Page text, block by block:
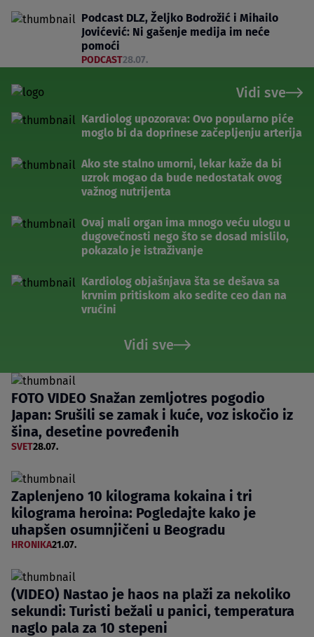
Podcast DLZ, Željko Bodrožić i Mihailo
Jovićević: Ni gašenje medija im neće
pomoći
PODCAST28.07.
Vidi sve
Kardiolog upozorava: Ovo popularno piće
moglo bi da doprinese začepljenju arterija
Ako ste stalno umorni, lekar kaže da bi
uzrok mogao da bude nedostatak ovog
važnog nutrijenta
Ovaj mali organ ima mnogo veću ulogu u
dugovečnosti nego što se dosad mislilo,
pokazalo je istraživanje
Kardiolog objašnjava šta se dešava sa
krvnim pritiskom ako sedite ceo dan na
vrućini
Vidi sve
FOTO VIDEO Snažan zemljotres pogodio
Japan: Srušili se zamak i kuće, voz iskočio iz
šina, desetine povređenih
SVET28.07.
Zaplenjeno 10 kilograma kokaina i tri
kilograma heroina: Pogledajte kako je
uhapšen osumnjičeni u Beogradu
HRONIKA21.07.
(VIDEO) Nastao je haos na plaži za nekoliko
sekundi: Turisti bežali u panici, temperatura
naglo pala za 10 stepeni